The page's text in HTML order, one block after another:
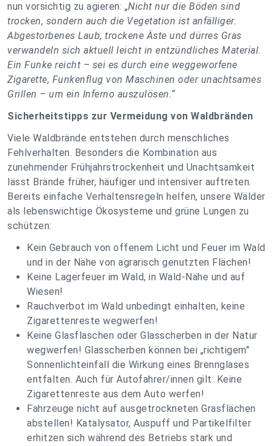
nun vorsichtig zu agieren: „Nicht nur die Böden sind
trocken, sondern auch die Vegetation ist anfälliger.
Abgestorbenes Laub, trockene Äste und dürres Gras
verwandeln sich aktuell leicht in entzündliches Material.
Ein Funke reicht – sei es durch eine weggeworfene
Zigarette, Funkenflug von Maschinen oder unachtsames
Grillen – um ein Inferno auszulösen.“
Sicherheitstipps zur Vermeidung von Waldbränden
Viele Waldbrände entstehen durch menschliches
Fehlverhalten. Besonders die Kombination aus
zunehmender Frühjahrstrockenheit und Unachtsamkeit
lässt Brände früher, häufiger und intensiver auftreten.
Bereits einfache Verhaltensregeln helfen, unsere Wälder
als lebenswichtige Ökosysteme und grüne Lungen zu
schützen:
Kein Gebrauch von offenem Licht und Feuer im Wald
und in der Nähe von agrarisch genutzten Flächen!
Keine Lagerfeuer im Wald, in Wald-Nähe und auf
Wiesen!
Rauchverbot im Wald unbedingt einhalten, keine
Zigarettenreste wegwerfen!
Keine Glasflaschen oder Glasscherben in der Natur
wegwerfen! Glasscherben können bei „richtigem"
Sonnenlichteinfall die Wirkung eines Brennglases
entfalten. Auch für Autofahrer/innen gilt: Keine
Zigarettenreste aus dem Auto werfen!
Fahrzeuge nicht auf ausgetrockneten Grasflächen
abstellen! Katalysator, Auspuff und Partikelfilter
erhitzen sich während des Betriebs stark und